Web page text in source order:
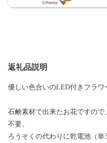
返礼品説明
優しい色合いのLED付きフラワ
石鹸素材で出来たお花ですの
不要。
ろうそくの代わりに乾電池（